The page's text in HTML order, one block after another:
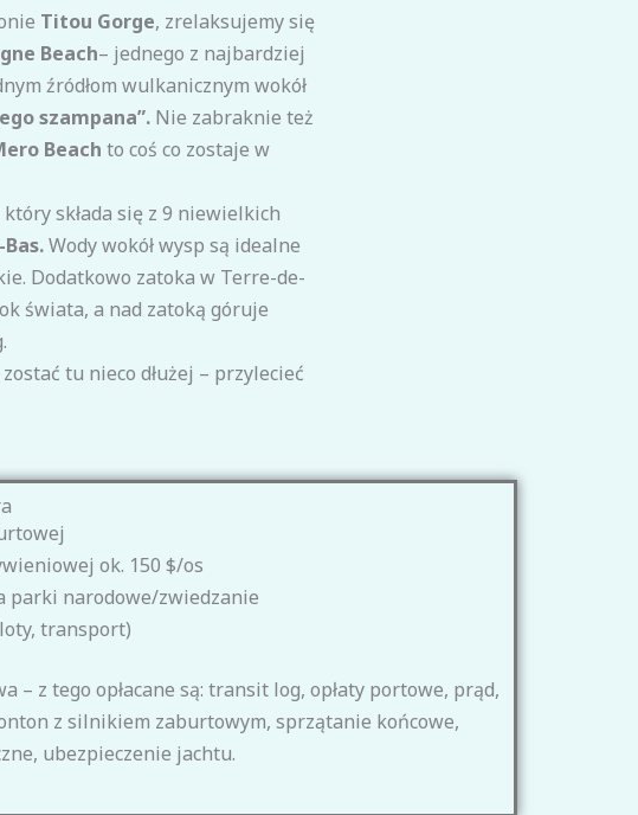
Titou Gorge, zrelaksujemy się
Beach– jednego z najbardziej
źródłom wulkanicznym wokół
szampana”. Nie zabraknie też
Beach to coś co zostaje w
składa się z 9 niewielkich
Wody wokół wysp są idealne
Dodatkowo zatoka w Terre-de-
świata, a nad zatoką góruje
tu nieco dłużej – przylecieć
ok. 150 $/os
parki narodowe/zwiedzanie
transport)
– z tego opłacane są: transit log, opłaty portowe, prąd,
z silnikiem zaburtowym, sprzątanie końcowe,
ubezpieczenie jachtu.